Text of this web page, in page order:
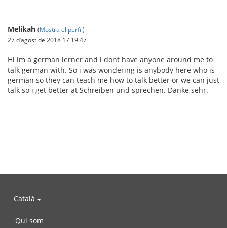
Melikah (Mostra el perfil)
27 d’agost de 2018 17.19.47
Hi im a german lerner and i dont have anyone around me to
talk german with. So i was wondering is anybody here who is
german so they can teach me how to talk better or we can just
talk so i get better at Schreiben und sprechen. Danke sehr.
Català
Qui som